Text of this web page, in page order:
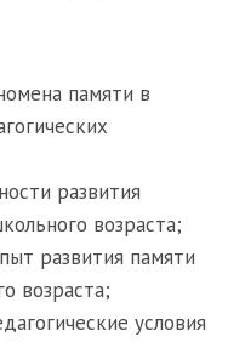
памяти в
развития
возраста;
развития памяти
возраста;
условия